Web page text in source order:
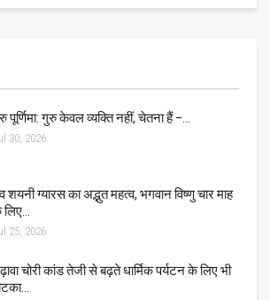
पूर्णिमा: गुरु केवल व्यक्ति नहीं, चेतना हैं –…
30, 2026
शयनी ग्यारस का अद्भुत महत्व, भगवान विष्णु चार माह
25, 2026
चोरी कांड तेजी से बढ़ते धार्मिक पर्यटन के लिए भी